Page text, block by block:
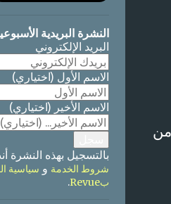
النشرة البريدية
البريد الإلكتروني
الاسم الأول (اختياري)
الاسم الأخير (اختياري)
بالتسجيل بهذه النشرة
شروط الخدمة و سياسية
بRevue
.